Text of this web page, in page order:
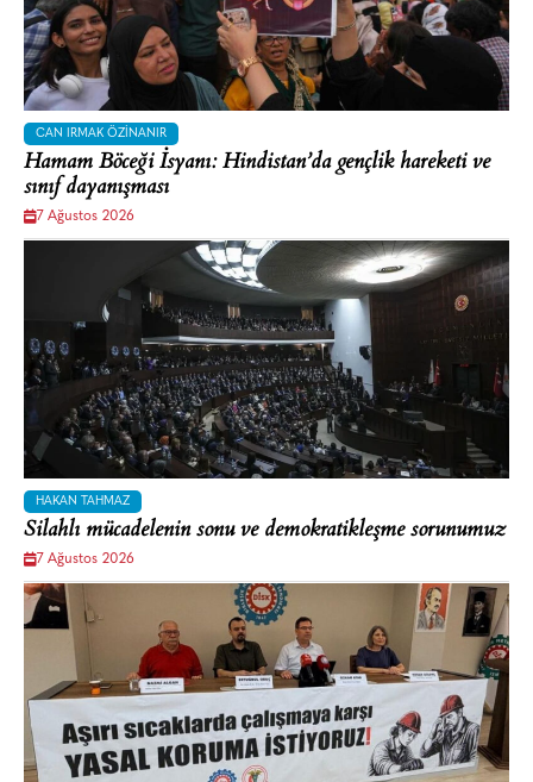
CAN IRMAK ÖZINANIR
Hamam Böceği İsyanı: Hindistan’da gençlik hareketi ve
sınıf dayanışması
7 Ağustos 2026
HAKAN TAHMAZ
Silahlı mücadelenin sonu ve demokratikleşme sorunumuz
7 Ağustos 2026